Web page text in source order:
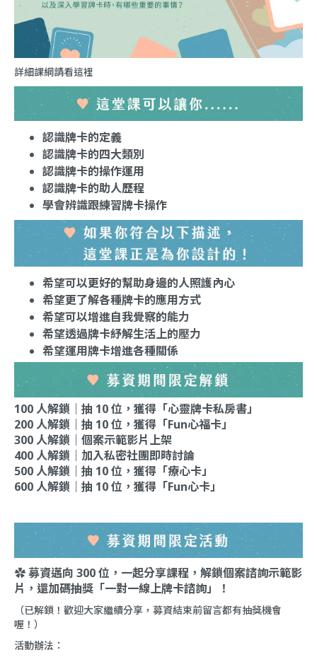
詳細課綱請看這裡
認識牌卡的定義
認識牌卡的四大類別
認識牌卡的操作運用
認識牌卡的助人歷程
學會辨識跟練習牌卡操作
希望可以更好的幫助身邊的人照護內心
希望更了解各種牌卡的應用方式
希望可以增進自我覺察的能力
希望透過牌卡紓解生活上的壓力
希望運用牌卡增進各種關係
100 人解鎖｜抽 10 位，獲得「心靈牌卡私房書」
200 人解鎖｜抽 10 位，獲得「Fun心福卡」
300 人解鎖｜個案示範影片上架
400 人解鎖｜加入私密社團即時討論
500 人解鎖｜抽 10 位，獲得「療心卡」
600 人解鎖｜抽 10 位，獲得「Fun心卡」
✿ 募資邁向 300 位，一起分享課程，解鎖個案諮詢示範影
片，還加碼抽獎「一對一線上牌卡諮詢」！
（已解鎖！歡迎大家繼續分享，募資結束前留言都有抽獎機會
喔！）
活動辦法：